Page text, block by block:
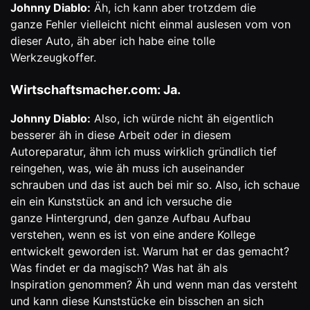
Johnny Diablo: Äh, ich kann aber trotzdem die
ganze Fehler vielleicht nicht einmal auslesen vom von
dieser Auto, äh aber ich habe eine tolle
Werkzeugkoffer.
Wirtschaftsmacher.com: Ja.
Johnny Diablo: Also, ich würde nicht äh eigentlich
besserer äh in diese Arbeit oder in diesem
Autoreparatur, ähm ich muss wirklich gründlich tief
reingehen, was, wie äh muss ich auseinander
schrauben und das ist auch bei mir so. Also, ich schaue
ein ein Kunststück an and ich versuche die
ganze Hintergrund, den ganze Aufbau Aufbau
verstehen, wenn es ist von eine andere Kollege
entwickelt geworden ist. Warum hat er das gemacht?
Was findet er da magisch? Was hat äh als
Inspiration genommen? Äh und wenn man das versteht
und kann diese Kunststücke ein bisschen an sich